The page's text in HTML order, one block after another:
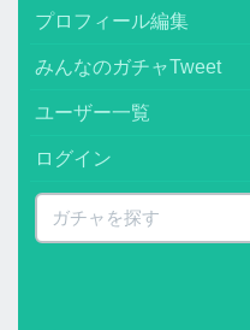
プロフィール編集
みんなのガチャTweet
ユーザー一覧
ログイン